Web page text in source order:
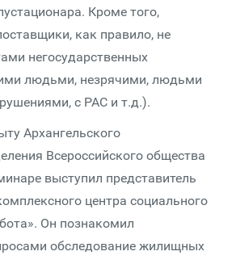
Кроме того,
как правило, не
негосударственных
людьми, незрячими, людьми
с РАС и т.д.).
Архангельского
Всероссийского общества
выступил представитель
центра социального
Он познакомил
обследование жилищных